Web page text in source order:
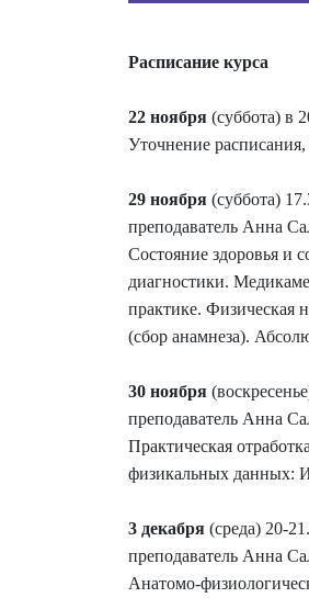
Расписание курса
22 ноября (суббота) в
Уточнение
29 ноября (суббота)
преподаватель Анна
Состояние здоровья и
диагностики.
практике. Физическая
(сбор анамнеза).
30 ноября
преподаватель Анна
Практическая
физикальных данных:
3 декабря (среда) 20-
преподаватель Анна
Анатомо-